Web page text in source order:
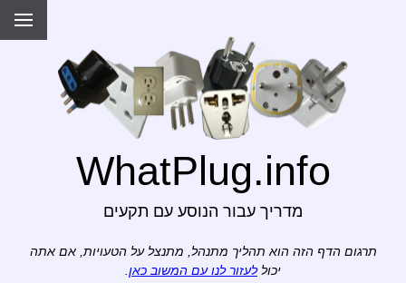
WhatPlug.info
מדריך עבור הנוסע עם תקעים
תרגום הדף הזה הוא תהליך מתנהל, מתנצל על הטעויות, אם אתה
יכוללעזור לנו עם המשוב כאן